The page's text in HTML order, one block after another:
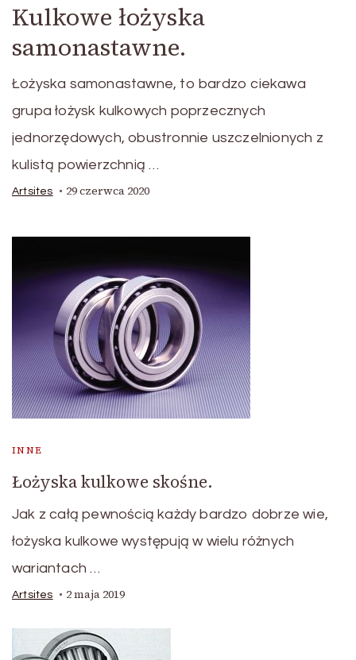
Kulkowe łożyska
samonastawne.
Łożyska samonastawne, to bardzo ciekawa
grupa łożysk kulkowych poprzecznych
jednorzędowych, obustronnie uszczelnionych z
kulistą powierzchnią …
Artsites 29 czerwca 2020
INNE
Łożyska kulkowe skośne.
Jak z całą pewnością każdy bardzo dobrze wie,
łożyska kulkowe występują w wielu różnych
wariantach …
Artsites 2 maja 2019